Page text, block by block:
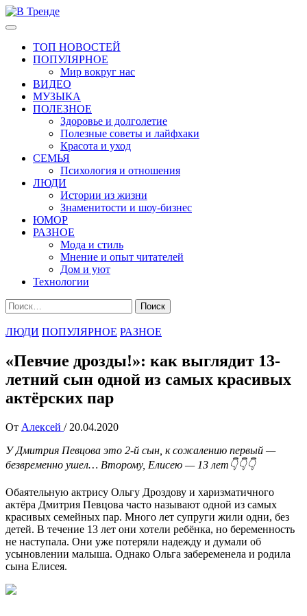
Перейти
к
Основное
ТОП НОВОСТЕЙ
ПОПУЛЯРНОЕ
Мир вокруг нас
ВИДЕО
МУЗЫКА
ПОЛЕЗНОЕ
Здоровье и долголетие
Полезные советы и лайфхаки
Красота и уход
СЕМЬЯ
Психология и отношения
ЛЮДИ
Истории из жизни
Знаменитости и шоу-бизнес
ЮМОР
РАЗНОЕ
Мода и стиль
Мнение и опыт читателей
Дом и уют
Технологии
Найти:
ЛЮДИ ПОПУЛЯРНОЕ РАЗНОЕ
«Певчие дрозды!»: как выглядит 13-
летний сын одной из самых красивых
актёрских пар
От Алексей / 20.04.2020
У Дмитрия Певцова это 2-й сын, к сожалению первый —
безвременно ушел… Второму, Елисею — 13 лет👇👇👇
Обаятельную актрису Ольгу Дроздову и харизматичного
актёра Дмитрия Певцова часто называют одной из самых
красивых семейных пар. Много лет супруги жили одни, без
детей. В течение 13 лет они хотели ребёнка, но беременность
не наступала. Они уже потеряли надежду и думали об
усыновлении малыша. Однако Ольга забеременела и родила
сына Елисея.